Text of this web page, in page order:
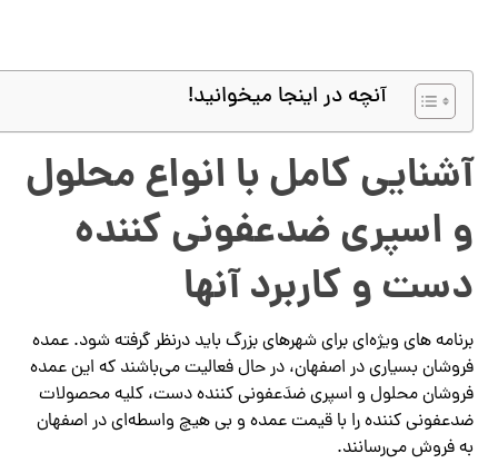
آنچه در اینجا میخوانید!
آشنایی کامل با انواع محلول
و اسپری ضدعفونی کننده
دست و کاربرد آنها
برنامه های ویژه‌ای برای شهرهای بزرگ باید درنظر گرفته شود. عمده
فروشان بسیاری در اصفهان، در حال فعالیت می‌باشند که این عمده
فروشان محلول و اسپری ضدَعفونی کننده دست، کلیه محصولات
ضدعفونی کننده را با قیمت عمده و بی هیچ واسطه‌ای در اصفهان
به فروش می‌رسانند.